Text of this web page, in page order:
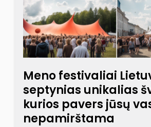
Meno festivaliai
septynias unikalias
kurios pavers jūsų
nepamirštama